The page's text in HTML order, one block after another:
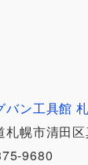
バン工具館
札幌市清田
9680